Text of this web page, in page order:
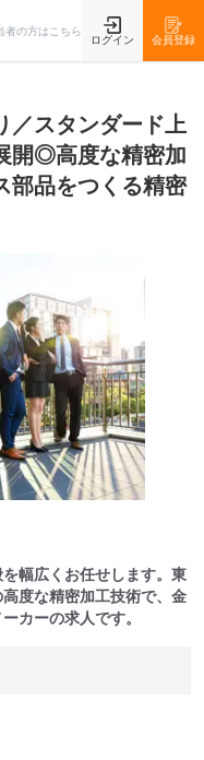
者の方はこちら
ログイン 会員登録
／スタンダード上
開◎高度な精密加
部品をつくる精密
幅広くお任せします。東
度な精密加工技術で、金
カーの求人です。